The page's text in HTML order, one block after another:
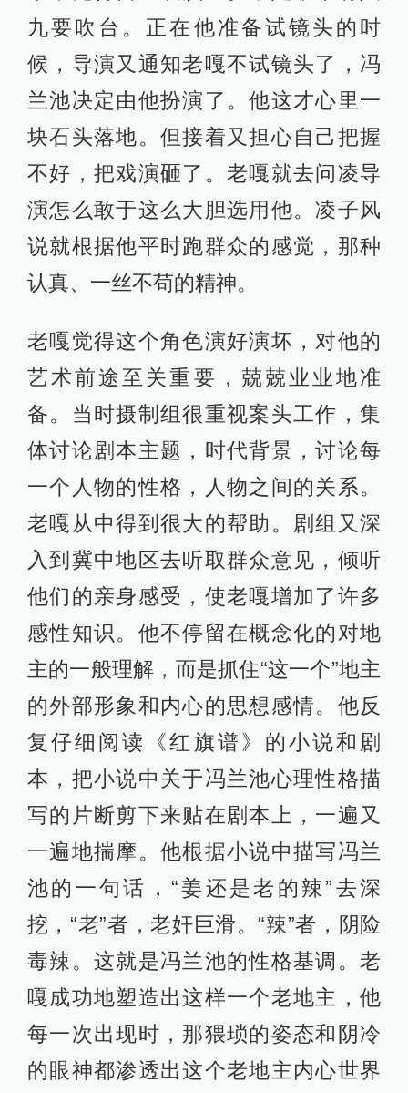
九要吹台。正在他准备试镜头的时
候，导演又通知老嘎不试镜头了，冯
兰池决定由他扮演了。他这才心里一
块石头落地。但接着又担心自己把握
不好，把戏演砸了。老嘎就去问凌导
演怎么敢于这么大胆选用他。凌子风
说就根据他平时跑群众的感觉，那种
认真、一丝不苟的精神。
老嘎觉得这个角色演好演坏，对他的
艺术前途至关重要，兢兢业业地准
备。当时摄制组很重视案头工作，集
体讨论剧本主题，时代背景，讨论每
一个人物的性格，人物之间的关系。
老嘎从中得到很大的帮助。剧组又深
入到冀中地区去听取群众意见，倾听
他们的亲身感受，使老嘎增加了许多
感性知识。他不停留在概念化的对地
主的一般理解，而是抓住“这一个”地主
的外部形象和内心的思想感情。他反
复仔细阅读《红旗谱》的小说和剧
本，把小说中关于冯兰池心理性格描
写的片断剪下来贴在剧本上，一遍又
一遍地揣摩。他根据小说中描写冯兰
池的一句话，“姜还是老的辣”去深
挖，“老”者，老奸巨滑。“辣”者，阴险
毒辣。这就是冯兰池的性格基调。老
嘎成功地塑造出这样一个老地主，他
每一次出现时，那猥琐的姿态和阴冷
的眼神都渗透出这个老地主内心世界